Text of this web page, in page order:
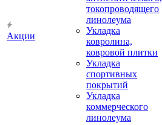
Акции
токопроводящего
линолеума
Укладка
ковролина,
ковровой плитки
Укладка
спортивных
покрытий
Укладка
коммерческого
линолеума